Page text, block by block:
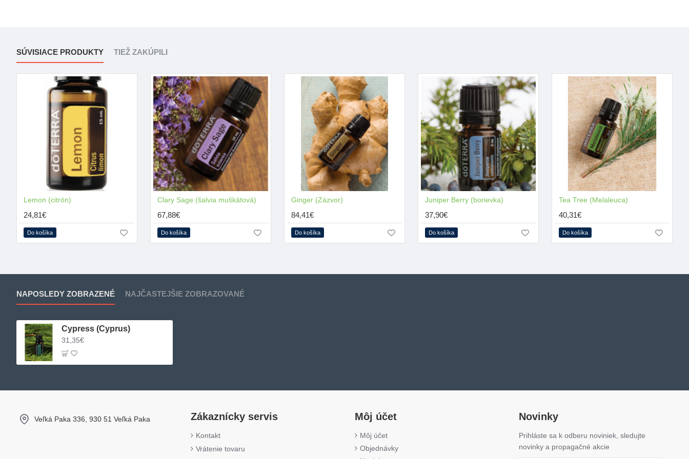
Pri difúzovaní môže pomôcť zmierniť úzkosť, depresiu, stres a napätie. Je pozdvihujúci a
osviežujúci.
SÚVISIACE PRODUKTY TIEŽ ZAKÚPILI
Lemon (citrón)
24,81€
Do košíka
Clary Sage (šalvia muškátová)
67,88€
Do košíka
Ginger (Zázvor)
84,41€
Do košíka
Juniper Berry (borievka)
37,90€
Do košíka
Tea Tree (Melaleuca)
40,31€
Do košíka
NAPOSLEDY ZOBRAZENÉ NAJČASTEJŠIE ZOBRAZOVANÉ
Cypress (Cyprus)
31,35€
Veľká Paka 336, 930 51 Veľká Paka Zákaznícky servis
Kontakt
Vrátenie tovaru
Môj účet
Môj účet
Objednávky
Novinky
Prihláste sa k odberu noviniek, sledujte
novinky a propagačné akcie